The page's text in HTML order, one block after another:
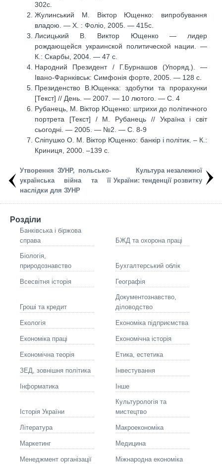
302с.
Жулинський М. Віктор Ющенко: випробування
владою. — Х. : Фоліо, 2005. — 415с.
Лисицький В. Виктор Ющенко — лидер
рождающейся украинской политической нации. —
К.: Скарбы, 2004. — 47 с.
Народний Президент / Г.Бурнашов (Упоряд.). —
Івано-Фарнківськ: Симфонія форте, 2005. — 128 с.
Президенство В.Ющенка: здобутки та прорахунки
[Текст] // День. — 2007. — 10 лютого. — С. 4
Рубанець, М. Віктор Ющенко: штрихи до політичного
портрета [Текст] / М. Рубанець // Україна і світ
сьогодні. — 2005. — №2. — С. 8-9
Сліпушко О. М. Віктор Ющенко: банкір і політик. – К.:
Криниця, 2000. –139 с.
Утворення ЗУНР, польсько-
українська війна та її
наслідки для ЗУНР
Культура незалежної
України: тенденції розвитку
Розділи
Банківська і біржова
справа
БЖД та охорона праці
Біологія,
природознавство
Бухгалтерський облік
Всесвітня історія Географія
Гроші та кредит
Документознавство,
діловодство
Екологія Економіка підприємства
Економіка праці Економічна історія
Економічна теорія Етика, естетика
ЗЕД, зовнішня політика Інвестування
Інформатика Інше
Історія України
Культурологія та
мистецтво
Літературa Макроекономіка
Маркетинг Медицина
Менеджмент організації Міжнародна економіка